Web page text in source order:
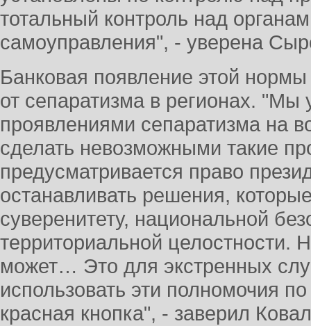
тотальный контроль над
самоуправления", - уверена
Банковая появление этой
от сепаратизма в регионах. "Мы
проявлениями сепаратизма на
сделать невозможными такие
предусматривается право
останавливать решения,
суверенитету, национальной
территориальной целостности.
может… Это для экстренных
использовать эти полномочия
красная кнопка", - заверил